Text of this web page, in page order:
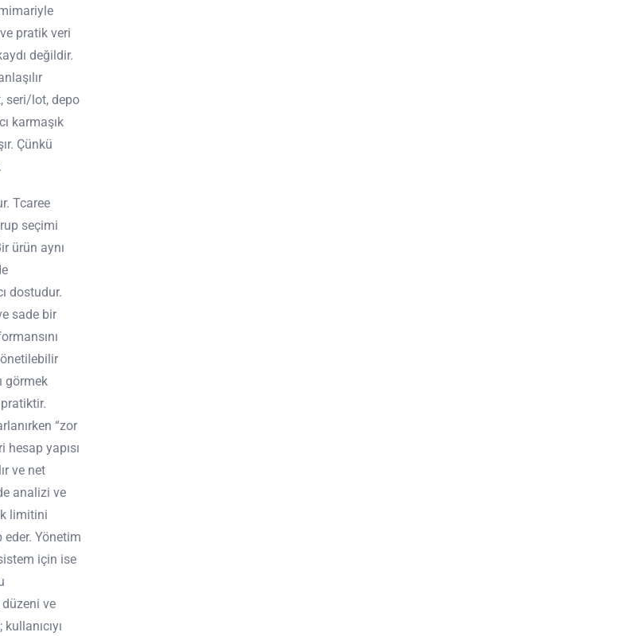
pratik veri
değildir.
seri/lot, depo
karmaşık
Çünkü
Tcaree
seçimi
ürün aynı
dostudur.
sade bir
görmek
“zor
yapısı
ve net
analizi ve
limitini
Yönetim
için ise
düzeni ve